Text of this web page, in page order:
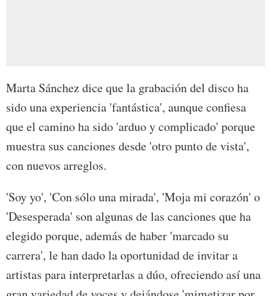
Marta Sánchez dice que la grabación del disco ha
sido una experiencia 'fantástica', aunque confiesa
que el camino ha sido 'arduo y complicado' porque
muestra sus canciones desde 'otro punto de vista',
con nuevos arreglos.
'Soy yo', 'Con sólo una mirada', 'Moja mi corazón' o
'Desesperada' son algunas de las canciones que ha
elegido porque, además de haber 'marcado su
carrera', le han dado la oportunidad de invitar a
artistas para interpretarlas a dúo, ofreciendo así una